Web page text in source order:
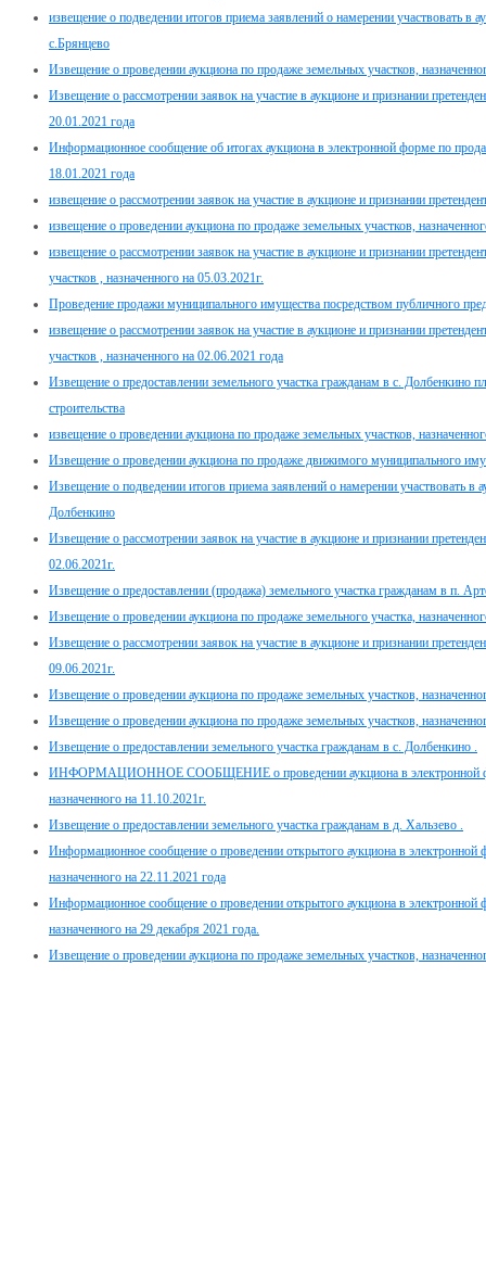
извещение о подведении итогов приема заявлений о намерении участвовать в
с.Брянцево
Извещение о проведении аукциона по продаже земельных участков,
Извещение о рассмотрении заявок на участие в аукционе и признании
20.01.2021 года
Информационное сообщение об итогах аукциона в электронной форме по
18.01.2021 года
извещение о рассмотрении заявок на участие в аукционе и признании
извещение о проведении аукциона по продаже земельных участков,
извещение о рассмотрении заявок на участие в аукционе и признании
участков , назначенного на 05.03.2021г.
Проведение продажи муниципального имущества посредством публичного
извещение о рассмотрении заявок на участие в аукционе и признании
участков , назначенного на 02.06.2021 года
Извещение о предоставлении земельного участка гражданам в с.
строительства
извещение о проведении аукциона по продаже земельных участков,
Извещение о проведении аукциона по продаже движимого муниципального
Извещение о подведении итогов приема заявлений о намерении участвовать в
Долбенкино
Извещение о рассмотрении заявок на участие в аукционе и признании
02.06.2021г.
Извещение о предоставлении (продажа) земельного участка гражданам в п.
Извещение о проведении аукциона по продаже земельного участка,
Извещение о рассмотрении заявок на участие в аукционе и признании
09.06.2021г.
Извещение о проведении аукциона по продаже земельных участков,
Извещение о проведении аукциона по продаже земельных участков,
Извещение о предоставлении земельного участка гражданам в с. Долбенкино .
ИНФОРМАЦИОННОЕ СООБЩЕНИЕ о проведении аукциона в электронной
назначенного на 11.10.2021г.
Извещение о предоставлении земельного участка гражданам в д. Хальзево .
Информационное сообщение о проведении открытого аукциона в
назначенного на 22.11.2021 года
Информационное сообщение о проведении открытого аукциона в
назначенного на 29 декабря 2021 года.
Извещение о проведении аукциона по продаже земельных участков,